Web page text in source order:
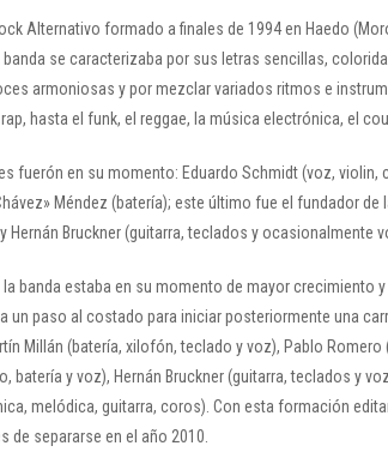
Alternativo formado a finales de 1994 en Haedo
banda se caracterizaba por sus letras sencillas,
armoniosas y por mezclar variados ritmos e
hasta el funk, el reggae, la música electrónica, el
fuerón en su momento: Eduardo Schmidt (voz, violin,
Méndez (batería); este último fue el fundador de
Hernán Bruckner (guitarra, teclados y ocasionalmente
banda estaba en su momento de mayor crecimiento
un paso al costado para iniciar posteriormente una
Millán (batería, xilofón, teclado y voz), Pablo Romero
batería y voz), Hernán Bruckner (guitarra, teclados y
melódica, guitarra, coros). Con esta formación
de separarse en el año 2010.